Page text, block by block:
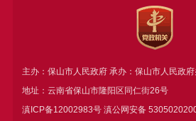
主办：保山市人民政府 承办：保山市人民政
地址：云南省保山市隆阳区同仁街26号
滇ICP备12002983号滇公网安备